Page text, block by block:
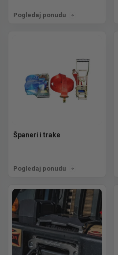
Pogledaj ponudu
Španeri i trake
Pogledaj ponudu